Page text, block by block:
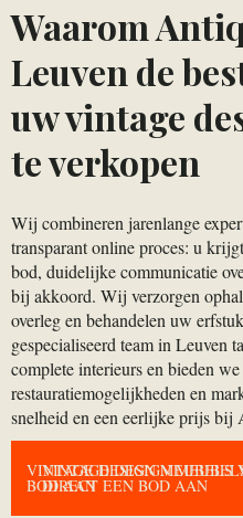
Waarom
Leuven de
uw vintage
te verkopen
Wij combineren jarenlange
transparant online proces: u
bod, duidelijke communicatie
bij akkoord. Wij verzorgen
overleg en behandelen uw
gespecialiseerd team in Leuven
complete interieurs en bieden
restauratiemogelijkheden en
snelheid en een eerlijke prijs bij
VINTAGE DESIGN
DIRECT EEN BOD AAN
VINTAGE DESIGN MEUBELS
BOD AAN